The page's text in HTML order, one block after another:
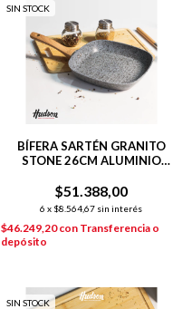
SIN STOCK
BÍFERA SARTÉN GRANITO
STONE 26CM ALUMINIO
$51.388,00
6 x $8.564,67 sin interés
$46.249,20con Transferencia o
depósito
SIN STOCK